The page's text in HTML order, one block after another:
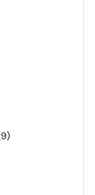
9
produkter